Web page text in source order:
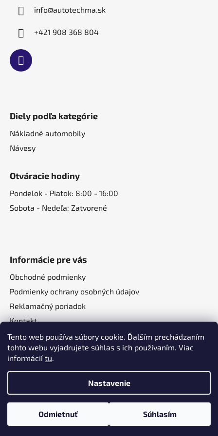
Tento web používa súbory cookie. Ďalším prechádzaním
tohto webu vyjadrujete súhlas s ich používaním. Viac
informáciítu.
Nastavenie
Odmietnuť Súhlasím
info@autotechma.sk
+421 908 368 804
Diely podľa kategórie
Nákladné automobily
Návesy
Otváracie hodiny
Pondelok - Piatok: 8:00 - 16:00
Sobota - Nedeľa: Zatvorené
Informácie pre vás
Obchodné podmienky
Podmienky ochrany osobných údajov
Reklamačný poriadok
Kontakt
O nás
Vytvoril Shoptet a
Adatelier
Copyright 2026
. Všetky práva
vyhradené.